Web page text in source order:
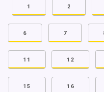
1 2
6 7
11 12
15 16